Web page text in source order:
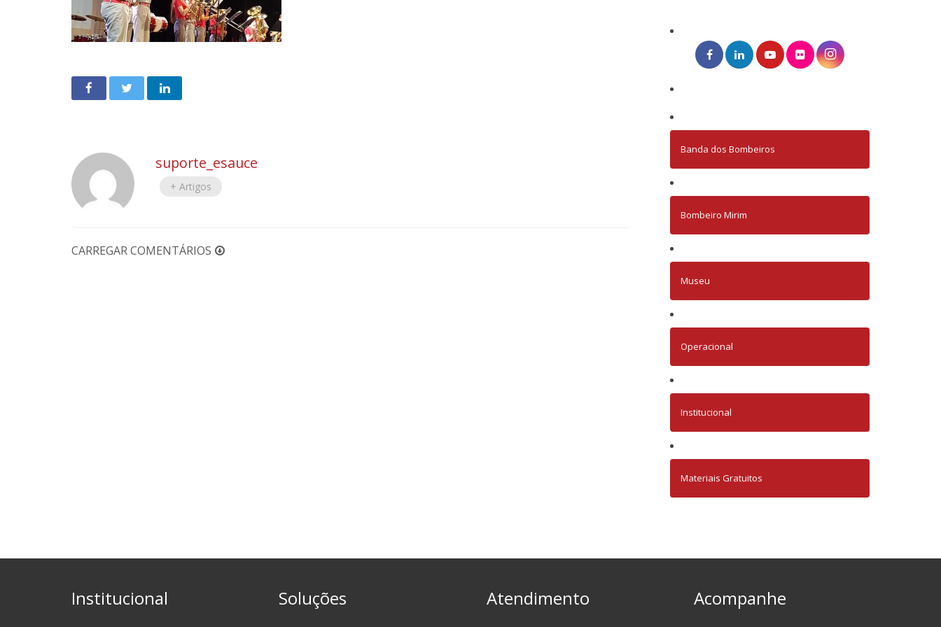
suporte_esauce
+ Artigos
CARREGAR COMENTÁRIOS
Banda dos Bombeiros
Bombeiro Mirim
Museu
Operacional
Institucional
Materiais Gratuitos
Institucional Soluções Atendimento Acompanhe